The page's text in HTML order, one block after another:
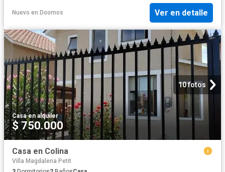
Nuevo en Doomos Ver en detalle
10 fotos
Casa·en alquiler
$ 750.000
Casa en Colina
Villa Magdalena Petit